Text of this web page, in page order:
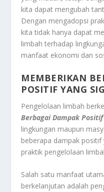
kita dapat mengubah
Dengan mengadopsi
kita tidak hanya dapat
limbah terhadap
manfaat ekonomi dan
MEMBERIKAN
POSITIF YANG
Pengelolaan limbah
Berbagai Dampak
lingkungan maupun
beberapa dampak
praktik pengelolaan
Salah satu manfaat
berkelanjutan adalah